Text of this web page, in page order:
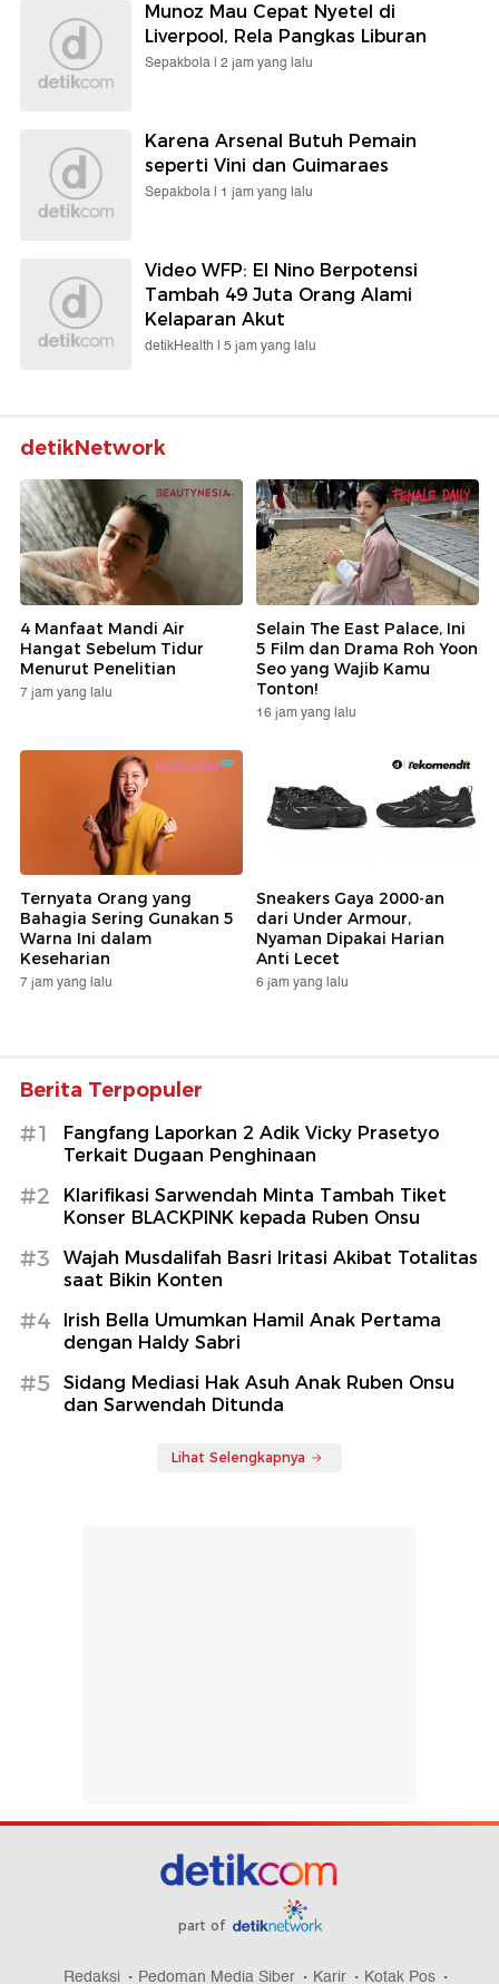
Munoz Mau Cepat Nyetel di
Liverpool, Rela Pangkas Liburan
Sepakbola | 2 jam yang lalu
Karena Arsenal Butuh Pemain
seperti Vini dan Guimaraes
Sepakbola | 1 jam yang lalu
Video WFP: El Nino Berpotensi
Tambah 49 Juta Orang Alami
Kelaparan Akut
detikHealth | 5 jam yang lalu
detikNetwork
4 Manfaat Mandi Air
Hangat Sebelum Tidur
Menurut Penelitian
7 jam yang lalu
Selain The East Palace, Ini
5 Film dan Drama Roh Yoon
Seo yang Wajib Kamu
Tonton!
16 jam yang lalu
Ternyata Orang yang
Bahagia Sering Gunakan 5
Warna Ini dalam
Keseharian
7 jam yang lalu
Sneakers Gaya 2000-an
dari Under Armour,
Nyaman Dipakai Harian
Anti Lecet
6 jam yang lalu
Berita Terpopuler
#1
Fangfang Laporkan 2 Adik Vicky Prasetyo
Terkait Dugaan Penghinaan
#2
Klarifikasi Sarwendah Minta Tambah Tiket
Konser BLACKPINK kepada Ruben Onsu
#3
Wajah Musdalifah Basri Iritasi Akibat Totalitas
saat Bikin Konten
#4
Irish Bella Umumkan Hamil Anak Pertama
dengan Haldy Sabri
#5
Sidang Mediasi Hak Asuh Anak Ruben Onsu
dan Sarwendah Ditunda
Lihat Selengkapnya
part of
Redaksi Pedoman Media Siber Karir Kotak Pos